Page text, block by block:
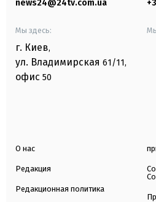
news24@24tv.com.ua
Мы здесь:
г. Киев,
ул. Владимирская 61/11,
офис 50
О нас
Редакция
Редакционная политика